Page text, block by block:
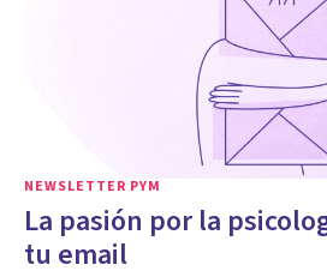
NEWSLETTER PYM
La pasión por la
tu email